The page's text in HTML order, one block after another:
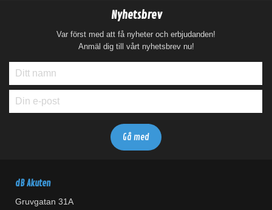
Nyhetsbrev
Var först med att få nyheter och erbjudanden!
Anmäl dig till vårt nyhetsbrev nu!
dB Akuten
Gruvgatan 31A